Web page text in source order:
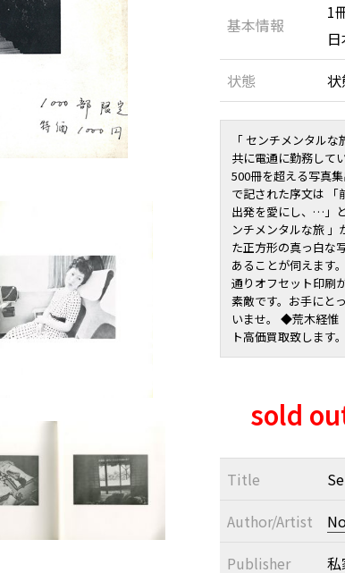
基本情報
1
状態
「 センチメンタル
共に電通に勤務して
500冊を超える写真
で記された序文は
出発を愛にし、…」
ンチメンタルな旅 」
た正方形の真っ白な
あることが伺えます
通りオフセット印刷
素敵です。お手にと
いませ。 ◆荒木経
ト高価買取致します。
sold
Title
Author/Artist
Publisher